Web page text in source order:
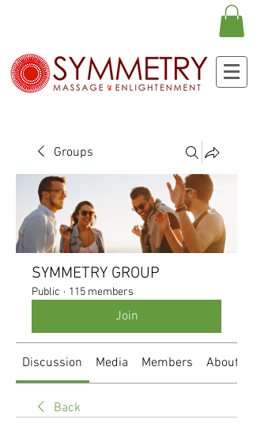
Groups
SYMMETRY GROUP
Public · 115 members
Join
Discussion Media Members About
Back